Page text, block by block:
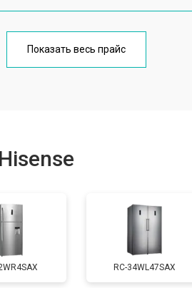
от 60 мин
от 70 мин
от 50 мин
Показать весь прайс
RС-34WL47SAX